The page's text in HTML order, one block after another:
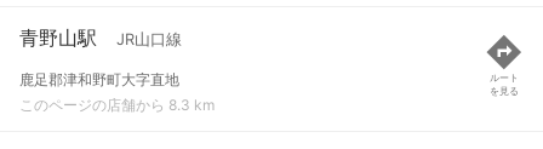
青野山駅 JR山口線
鹿足郡津和野町大字直地
このページの店舗から 8.3 km
ルート
を見る